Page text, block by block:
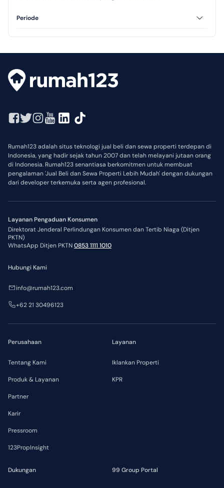
Periode
Rumah123 adalah situs teknologi jual beli dan sewa properti terdepan di
Indonesia, yang hadir sejak tahun 2007 dan telah melayani jutaan orang
di Indonesia. Rumah123 senantiasa berkomitmen untuk membuat
pengalaman 'Jual Beli dan Sewa Properti Lebih Mudah' dengan dukungan
dari developer terkemuka serta agen profesional.
Layanan Pengaduan Konsumen
Direktorat Jenderal Perlindungan Konsumen dan Tertib Niaga (Ditjen
PKTN)
WhatsApp Ditjen PKTN0853 1111 1010
Perusahaan
Tentang Kami
Produk & Layanan
Partner
Karir
Pressroom
123PropInsight
Layanan
Iklankan Properti
KPR
Dukungan 99 Group Portal
Hubungi Kami
info@rumah123.com
+62 21 30496123